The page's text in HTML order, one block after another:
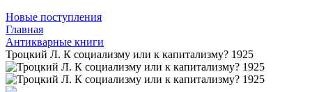
Новые поступления
Главная
Антикварные книги
Троцкий Л. К социализму или к капитализму? 1925